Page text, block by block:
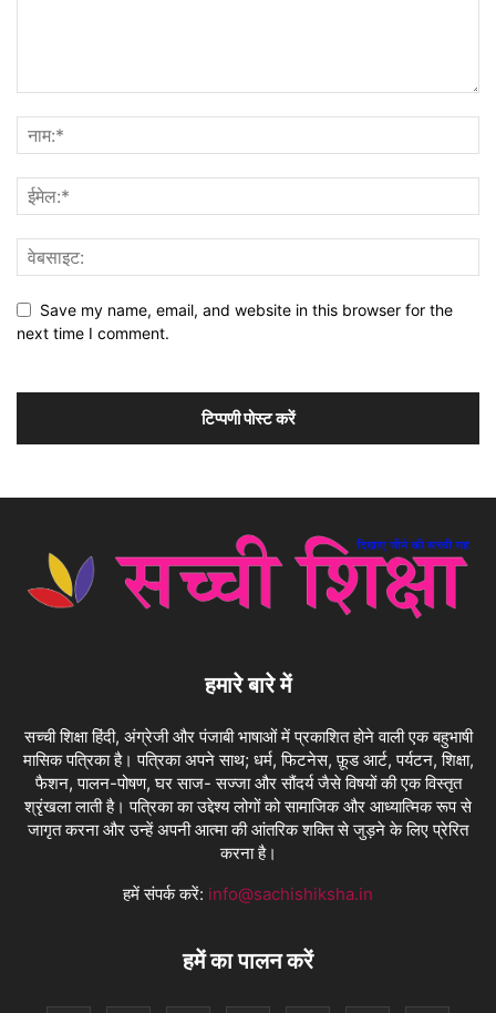
Save my name, email, and website in this browser for the
next time I comment.
हमारे बारे में
सच्ची शिक्षा हिंदी, अंग्रेजी और पंजाबी भाषाओं में प्रकाशित होने वाली एक बहुभाषी
मासिक पत्रिका है। पत्रिका अपने साथ; धर्म, फिटनेस, फ़ूड आर्ट, पर्यटन, शिक्षा,
फैशन, पालन-पोषण, घर साज- सज्जा और सौंदर्य जैसे विषयों की एक विस्तृत
श्रृंखला लाती है। पत्रिका का उद्देश्य लोगों को सामाजिक और आध्यात्मिक रूप से
जागृत करना और उन्हें अपनी आत्मा की आंतरिक शक्ति से जुड़ने के लिए प्रेरित
करना है।
हमें संपर्क करें: info@sachishiksha.in
हमें का पालन करें